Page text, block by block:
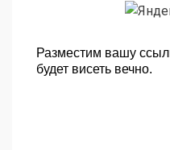
Разместим вашу
будет висеть вечно.